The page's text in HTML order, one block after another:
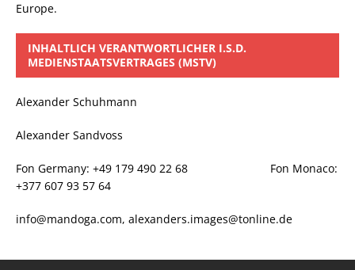
Europe.
INHALTLICH VERANTWORTLICHER I.S.D.
MEDIENSTAATSVERTRAGES (MSTV)
Alexander Schuhmann
Alexander Sandvoss
Fon Germany: +49 179 490 22 68 Fon Monaco:
+377 607 93 57 64
info@mandoga.com, alexanders.images@tonline.de